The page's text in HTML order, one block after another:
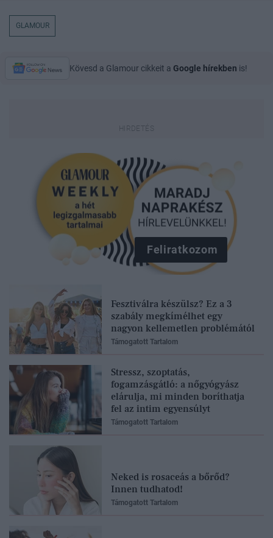
GLAMOUR
Kövesd a Glamour cikkeit a Google hírekben is!
Feliratkozom
Fesztiválra készülsz? Ez a 3
szabály megkímélhet egy
nagyon kellemetlen problémától
Támogatott Tartalom
Stressz, szoptatás,
fogamzásgátló: a nőgyógyász
elárulja, mi minden boríthatja
fel az intim egyensúlyt
Támogatott Tartalom
Neked is rosaceás a bőrőd?
Innen tudhatod!
Támogatott Tartalom